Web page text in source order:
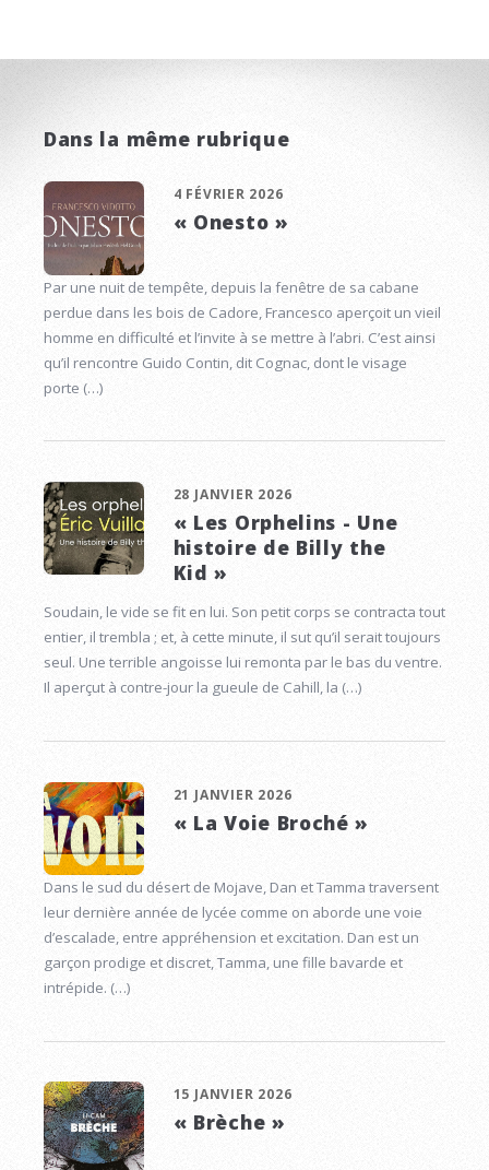
Dans la même rubrique
4 FÉVRIER 2026
« Onesto »
Par une nuit de tempête, depuis la fenêtre de sa cabane
perdue dans les bois de Cadore, Francesco aperçoit un vieil
homme en difficulté et l’invite à se mettre à l’abri. C’est ainsi
qu’il rencontre Guido Contin, dit Cognac, dont le visage
porte (…)
28 JANVIER 2026
« Les Orphelins - Une
histoire de Billy the
Kid »
Soudain, le vide se fit en lui. Son petit corps se contracta tout
entier, il trembla ; et, à cette minute, il sut qu’il serait toujours
seul. Une terrible angoisse lui remonta par le bas du ventre.
Il aperçut à contre-jour la gueule de Cahill, la (…)
21 JANVIER 2026
« La Voie Broché »
Dans le sud du désert de Mojave, Dan et Tamma traversent
leur dernière année de lycée comme on aborde une voie
d’escalade, entre appréhension et excitation. Dan est un
garçon prodige et discret, Tamma, une fille bavarde et
intrépide. (…)
15 JANVIER 2026
« Brèche »